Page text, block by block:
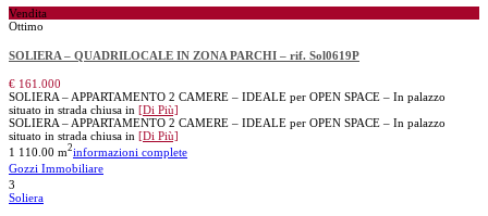
Vendita
Ottimo
SOLIERA – QUADRILOCALE IN ZONA PARCHI – rif. Sol0619P
€ 161.000
SOLIERA – APPARTAMENTO 2 CAMERE – IDEALE per OPEN SPACE – In palazzo
situato in strada chiusa in [Di Più]
SOLIERA – APPARTAMENTO 2 CAMERE – IDEALE per OPEN SPACE – In palazzo
situato in strada chiusa in [Di Più]
1 110.00 m2informazioni complete
Gozzi Immobiliare
3
Soliera